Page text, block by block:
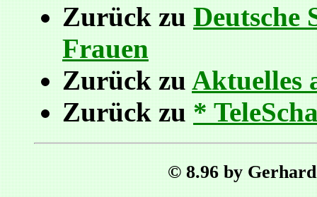
Zurück zuDeutsche
Frauen
Zurück zuAktuelles
Zurück zu*
© 8.96 by